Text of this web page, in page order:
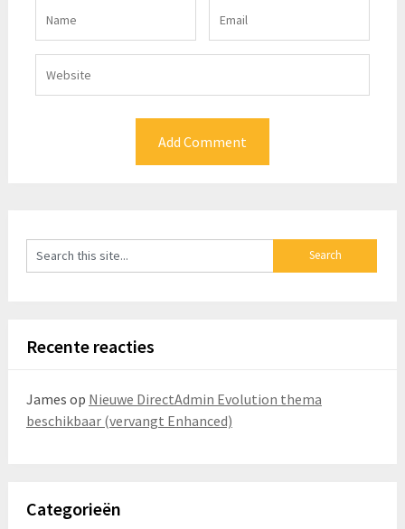
Recente reacties
James op Nieuwe DirectAdmin Evolution thema
beschikbaar (vervangt Enhanced)
Categorieën